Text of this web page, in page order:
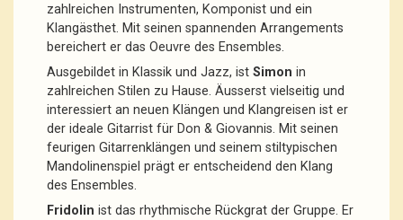
zahlreichen Instrumenten, Komponist und ein
Klangästhet. Mit seinen spannenden Arrangements
bereichert er das Oeuvre des Ensembles.
Ausgebildet in Klassik und Jazz, ist Simon in
zahlreichen Stilen zu Hause. Äusserst vielseitig und
interessiert an neuen Klängen und Klangreisen ist er
der ideale Gitarrist für Don & Giovannis. Mit seinen
feurigen Gitarrenklängen und seinem stiltypischen
Mandolinenspiel prägt er entscheidend den Klang
des Ensembles.
Fridolin ist das rhythmische Rückgrat der Gruppe. Er